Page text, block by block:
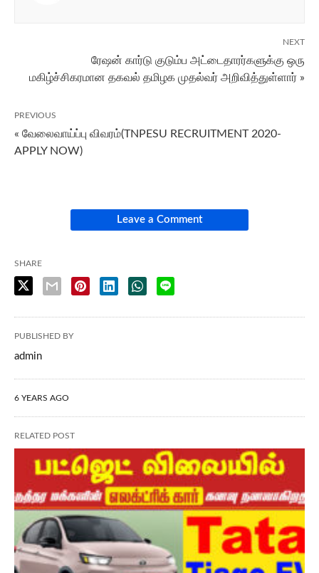
NEXT
ரேஷன் கார்டு குடும்ப அட்டைதாரர்களுக்கு ஒரு
மகிழ்ச்சிகரமான தகவல் தமிழக முதல்வர் அறிவித்துள்ளார் »
PREVIOUS
« வேலைவாய்ப்பு விவரம்(TNPESU RECRUITMENT 2020-
APPLY NOW)
Leave a Comment
SHARE
PUBLISHED BY
admin
6 YEARS AGO
RELATED POST